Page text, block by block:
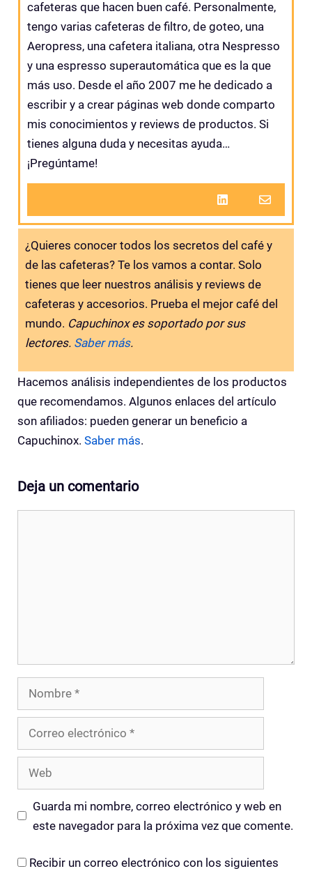
cafeteras que hacen buen café. Personalmente,
tengo varias cafeteras de filtro, de goteo, una
Aeropress, una cafetera italiana, otra Nespresso
y una espresso superautomática que es la que
más uso. Desde el año 2007 me he dedicado a
escribir y a crear páginas web donde comparto
mis conocimientos y reviews de productos. Si
tienes alguna duda y necesitas ayuda…
¡Pregúntame!
¿Quieres conocer todos los secretos del café y
de las cafeteras? Te los vamos a contar. Solo
tienes que leer nuestros análisis y reviews de
cafeteras y accesorios. Prueba el mejor café del
mundo. Capuchinox es soportado por sus
lectores. Saber más.
Hacemos análisis independientes de los productos
que recomendamos. Algunos enlaces del artículo
son afiliados: pueden generar un beneficio a
Capuchinox. Saber más.
Deja un comentario
Nombre
Correo
Web
Guarda mi nombre, correo electrónico y web en
este navegador para la próxima vez que comente.
Recibir un correo electrónico con los siguientes